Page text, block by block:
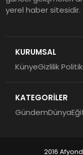
yerel haber sitesidir.
KURUMSAL
KünyeGizlilik
KATEGORİLER
GündemDünya
2016